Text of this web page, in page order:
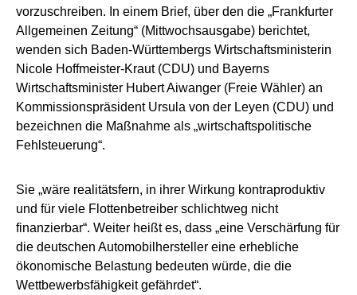
vorzuschreiben. In einem Brief, über den die „Frankfurter
Allgemeinen Zeitung“ (Mittwochsausgabe) berichtet,
wenden sich Baden-Württembergs Wirtschaftsministerin
Nicole Hoffmeister-Kraut (CDU) und Bayerns
Wirtschaftsminister Hubert Aiwanger (Freie Wähler) an
Kommissionspräsident Ursula von der Leyen (CDU) und
bezeichnen die Maßnahme als „wirtschaftspolitische
Fehlsteuerung“.
Sie „wäre realitätsfern, in ihrer Wirkung kontraproduktiv
und für viele Flottenbetreiber schlichtweg nicht
finanzierbar“. Weiter heißt es, dass „eine Verschärfung für
die deutschen Automobilhersteller eine erhebliche
ökonomische Belastung bedeuten würde, die die
Wettbewerbsfähigkeit gefährdet“.